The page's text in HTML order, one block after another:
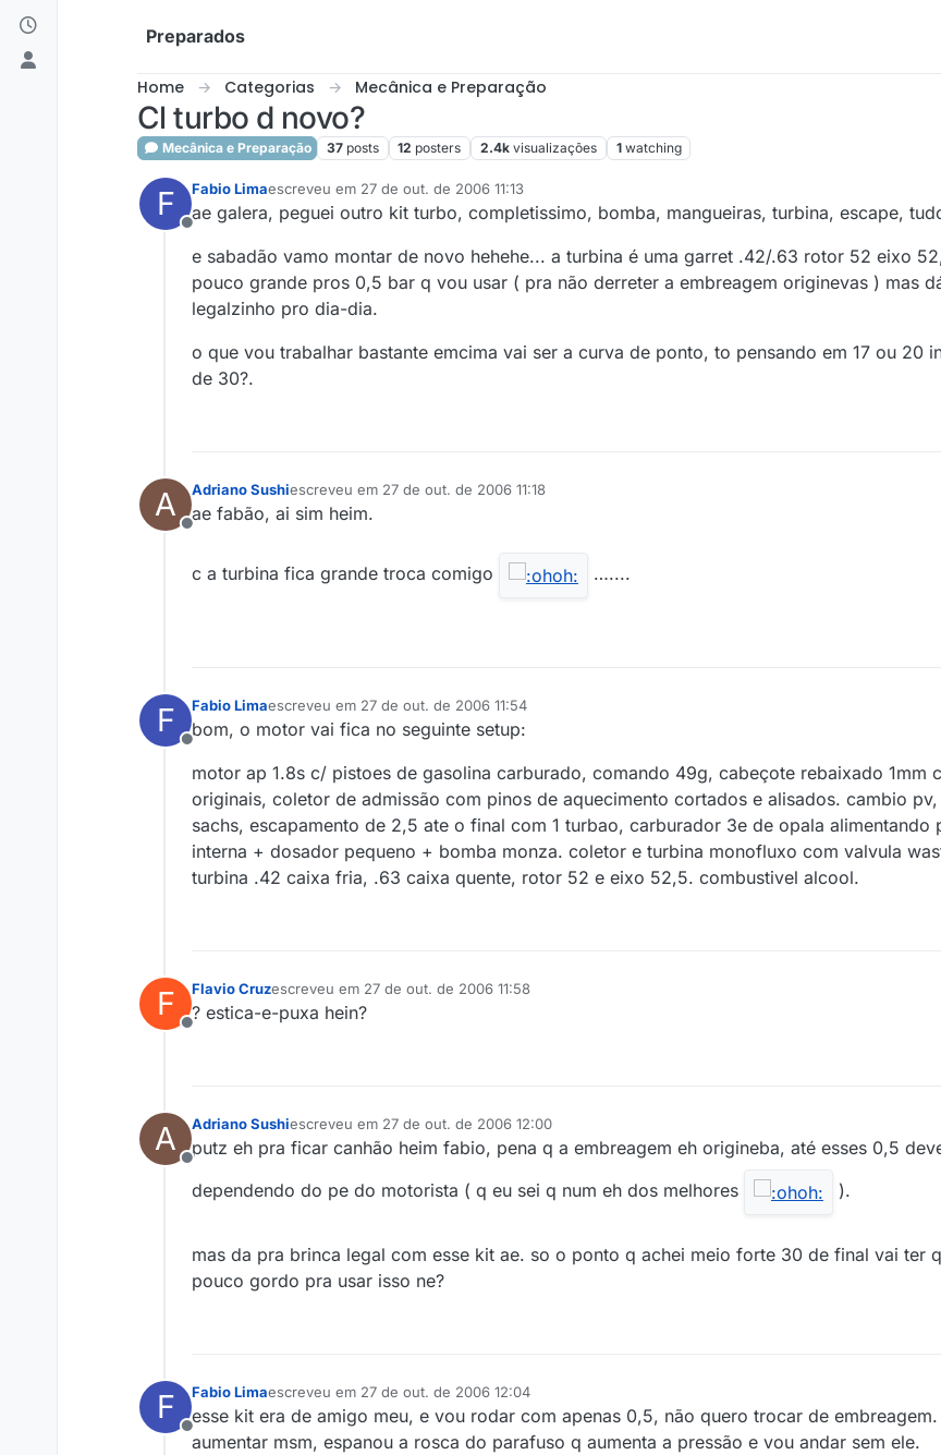
Skip to content
Preparados
Home Categorias Mecânica e Preparação
Cl turbo d novo?
Mecânica e Preparação 37 posts 12 posters 2.4k visualizações 1 watching
F
Offline
Fabio Limaescreveu em 27 de out. de 2006 11:13
última edição por
ae galera, peguei outro kit turbo, completissimo, bomba, mangueiras, turbina, escape,
e sabadão vamo montar de novo hehehe... a turbina é uma garret .42/.63 rotor 52 eixo
pouco grande pros 0,5 bar q vou usar ( pra não derreter a embreagem originevas ) mas
legalzinho pro dia-dia.
o que vou trabalhar bastante emcima vai ser a curva de ponto, to pensando em 17 ou 20
de 30?.
A
Offline
Adriano Sushiescreveu em 27 de out. de 2006 11:18
última edição por
ae fabão, ai sim heim.
c a turbina fica grande troca comigo …....
F
Offline
Fabio Limaescreveu em 27 de out. de 2006 11:54
última edição por
bom, o motor vai fica no seguinte setup:
motor ap 1.8s c/ pistoes de gasolina carburado, comando 49g, cabeçote rebaixado 1mm
originais, coletor de admissão com pinos de aquecimento cortados e alisados. cambio
sachs, escapamento de 2,5 ate o final com 1 turbao, carburador 3e de opala alimentando
interna + dosador pequeno + bomba monza. coletor e turbina monofluxo com valvula
turbina .42 caixa fria, .63 caixa quente, rotor 52 e eixo 52,5. combustivel alcool.
F
Offline
Flavio Cruzescreveu em 27 de out. de 2006 11:58
última edição por
? estica-e-puxa hein?
A
Offline
Adriano Sushiescreveu em 27 de out. de 2006 12:00
última edição por
putz eh pra ficar canhão heim fabio, pena q a embreagem eh origineba, até esses 0,5
dependendo do pe do motorista ( q eu sei q num eh dos melhores
).
mas da pra brinca legal com esse kit ae. so o ponto q achei meio forte 30 de final vai ter
pouco gordo pra usar isso ne?
F
Offline
Fabio Limaescreveu em 27 de out. de 2006 12:04
última edição por
esse kit era de amigo meu, e vou rodar com apenas 0,5, não quero trocar de
aumentar msm, espanou a rosca do parafuso q aumenta a pressão e vou andar sem ele.